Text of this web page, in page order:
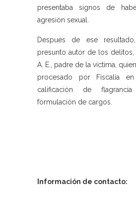
presentaba signos de
agresion sexual.
Después de ese
presunto autor de los delitos,
A. E., padre de la víctima,
procesado por Fiscalía
calificación de
formulación de cargos.
Información de contacto: